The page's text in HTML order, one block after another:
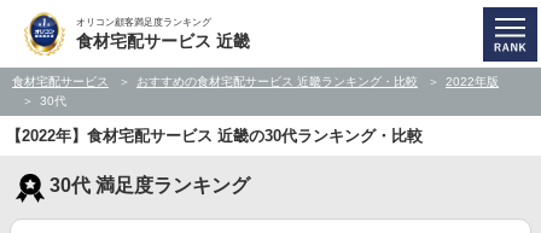
オリコン顧客満足度ランキング
食材宅配サービス 近畿
食材宅配サービス おすすめの食材宅配サービス 近畿ランキング・比較
2022年版
30代
【2022年】食材宅配サービス 近畿の30代ランキング・比較
30代 満足度ランキング